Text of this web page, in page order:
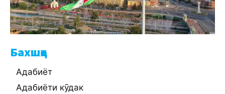
Бахшҳо
Адабиёт
Адабиёти кӯдак